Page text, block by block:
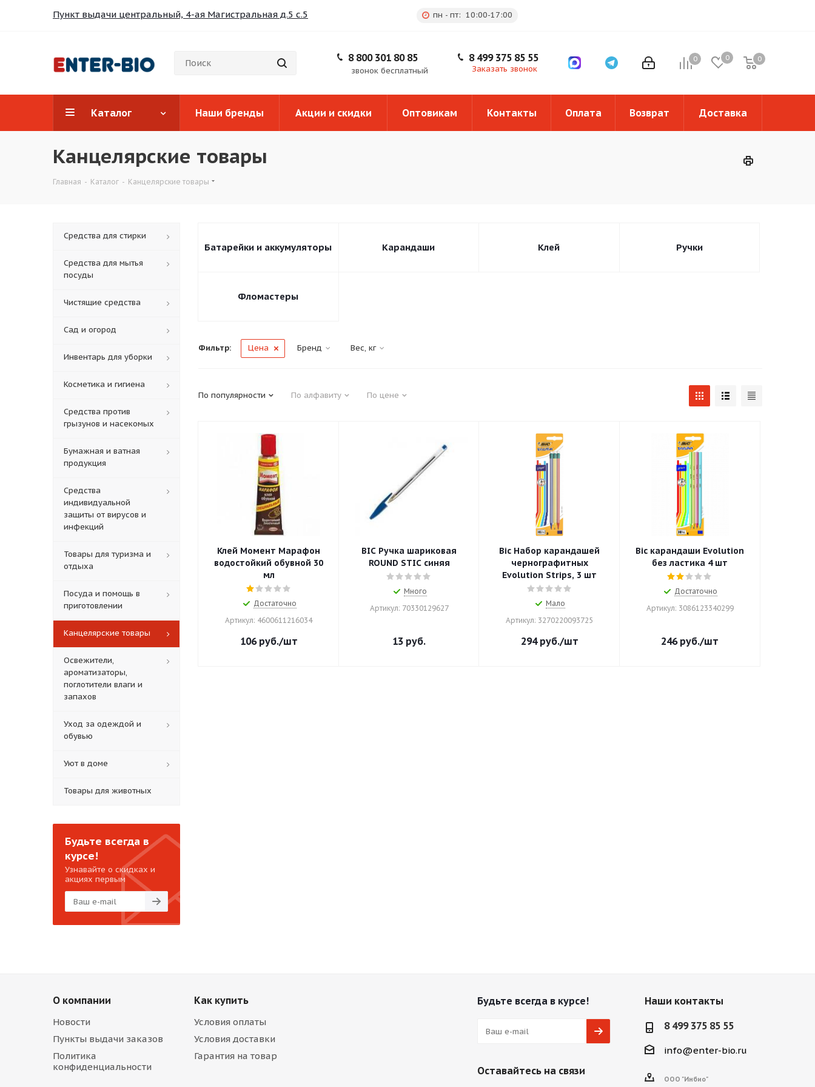
Пункт выдачи центральный, 4-ая Магистральная д.5 с.5 пн - пт: 10:00-17:00
0 0 0
0
8 800 301 80 85
звонок бесплатный
8 499 375 85 55
Заказать звонок
Каталог Наши бренды Акции и скидки Оптовикам Контакты Оплата Возврат Доставка
Канцелярские товары
Главная - Каталог - Канцелярские товары
Батарейки и аккумуляторы Карандаши Клей Ручки
Фломастеры
Фильтр: Цена Бренд Вес, кг
По популярности По алфавиту По цене
Клей Момент Марафон
водостойкий обувной 30
мл
Достаточно
Артикул: 4600611216034
106руб./шт
BIC Ручка шариковая
ROUND STIC синяя
Много
Артикул: 70330129627
13 руб.
Bic Набор карандашей
чернографитных
Evolution Strips, 3 шт
Мало
Артикул: 3270220093725
294руб./шт
Bic карандаши Evolution
без ластика 4 шт
Достаточно
Артикул: 3086123340299
246руб./шт
Средства для стирки
Средства для мытья
посуды
Чистящие средства
Сад и огород
Инвентарь для уборки
Косметика и гигиена
Средства против
грызунов и насекомых
Бумажная и ватная
продукция
Средства
индивидуальной
защиты от вирусов и
инфекций
Товары для туризма и
отдыха
Посуда и помощь в
приготовлении
Канцелярские товары
Освежители,
ароматизаторы,
поглотители влаги и
запахов
Уход за одеждой и
обувью
Уют в доме
Товары для животных
Будьте всегда в
курсе!
Узнавайте о скидках и
акциях первым
О компании
Новости
Пункты выдачи заказов
Политика
конфиденциальности
Как купить
Условия оплаты
Условия доставки
Гарантия на товар
Будьте всегда в курсе!
Оставайтесь на связи
Наши контакты
8 499 375 85 55
info@enter-bio.ru
ООО "Инбио"